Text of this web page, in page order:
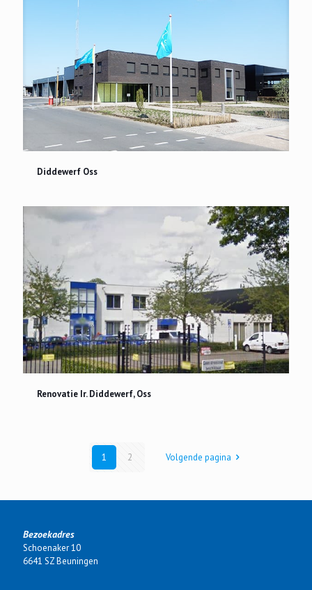
Diddewerf Oss
Renovatie Ir. Diddewerf, Oss
Renovatie Ir. Diddewerf, Oss
1 2 Volgende pagina
Bezoekadres
Schoenaker 10
6641 SZ Beuningen